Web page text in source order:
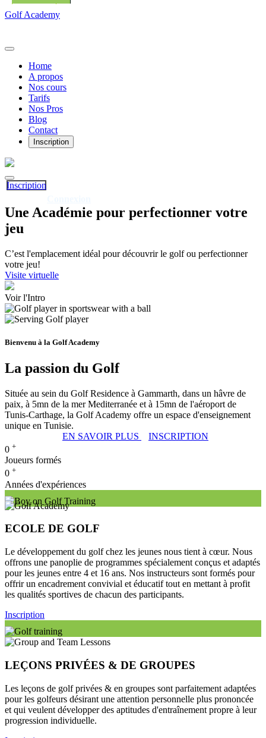
Golf Academy
Home
A propos
Nos cours
Tarifs
Nos Pros
Blog
Contact
Inscription
Inscription
Une Académie pour perfectionner votre
jeu
C’est l'emplacement idéal pour découvrir le golf ou perfectionner
votre jeu!
Visite virtuelle
Voir l'Intro
Bienvenu à la Golf Academy
La passion du Golf
Située au sein du Golf Residence à Gammarth, dans un hâvre de
paix, à 5mn de la mer Mediterranée et à 15mn de l'aéroport de
Tunis-Carthage, la Golf Academy offre un espace d'enseignement
unique en Tunisie.
EN SAVOIR PLUS
INSCRIPTION
0 +
Joueurs formés
0 +
Années d'expériences
ECOLE DE GOLF
Le développement du golf chez les jeunes nous tient à cœur. Nous
offrons une panoplie de programmes spécialement conçus et adaptés
pour les jeunes entre 4 et 16 ans. Nos instructeurs sont formés pour
offrir un encadrement convivial et éducatif tout en mettant à profit
les qualités sportives de chacun des participants.
Inscription
LEÇONS PRIVÉES & DE GROUPES
Les leçons de golf privées & en groupes sont parfaitement adaptées
pour les golfeurs désirant une attention personnelle plus prononcée
et qui veulent développer des aptitudes d'entraînement propre à leur
progression individuelle.